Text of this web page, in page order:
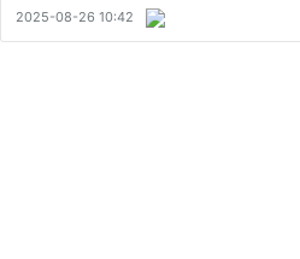
をつけたいビジネスパーソン必見です。
2025-08-26 10:42